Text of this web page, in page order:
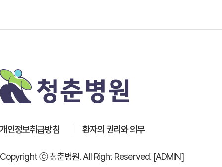
개인정보취급방침 환자의 권리와 의무
Copyright ⓒ 청춘병원. All Right Reserved. [ADMIN]